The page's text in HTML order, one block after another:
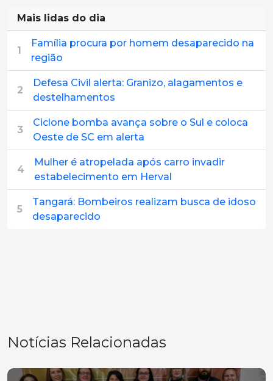
Mais lidas do dia
1
Família procura por homem desaparecido na
região
2
Defesa Civil alerta: Granizo, alagamentos e
destelhamentos
3
Ciclone bomba avança sobre o Sul e coloca
Oeste de SC em alerta
4
Mulher é atropelada após carro invadir
estabelecimento em Herval
5
Tangará: Bombeiros realizam busca de idoso
desaparecido
Notícias Relacionadas